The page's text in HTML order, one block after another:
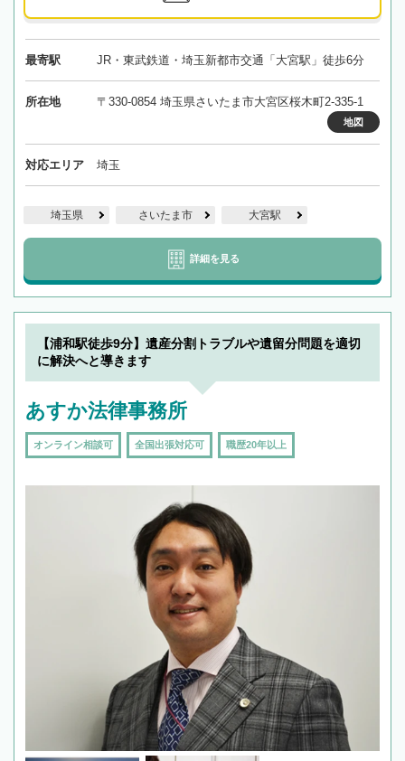
最寄駅 JR・東武鉄道・埼玉新都市交通「大宮駅」徒歩6分
所在地 〒330-0854 埼玉県さいたま市大宮区桜木町2-335-1
地図
対応エリア 埼玉
埼玉県 さいたま市 大宮駅
詳細を見る
【浦和駅徒歩9分】遺産分割トラブルや遺留分問題を適切
に解決へと導きます
あすか法律事務所
オンライン相談可 全国出張対応可 職歴20年以上